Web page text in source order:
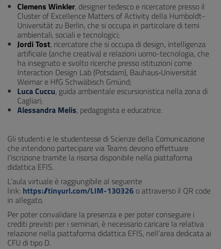
Clemens Winkler, designer tedesco e ricercatore presso il
Cluster of Excellence Matters of Activity della Humboldt-
Universität zu Berlin, che si occupa in particolare di temi
ambientali, sociali e tecnologici;
Jordi Tost, ricercatore che si occupa di design, intelligenza
artificiale (anche creativa) e relazioni uomo-tecnologia, che
ha insegnato e svolto ricerche presso istituzioni come
Interaction Design Lab (Potsdam), Bauhaus‐Universität
Weimar e HfG Schwäbisch Gmünd;
Luca Cuccu, guida ambientale escursionistica nella zona di
Cagliari;
Alessandra Melis, pedagogista e educatrice.
Gli studenti e le studentesse di Scienze della Comunicazione
che intendono partecipare via Teams devono effettuare
l'iscrizione tramite la risorsa disponibile nella piattaforma
didattica EFIS.
L’aula virtuale è raggiungibile al seguente
link: https://tinyurl.com/LIM-130326 o attraverso il QR code
in allegato.
Per poter convalidare la presenza e per poter conseguire i
crediti previsti per i seminari, è necessario caricare la relativa
relazione nella piattaforma didattica EFIS, nell’area dedicata ai
CFU di tipo D.